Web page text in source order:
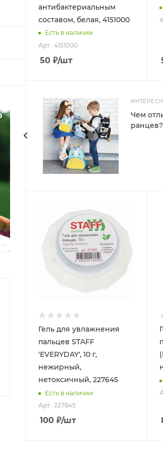
антибактериальным
составом, белая, 4151000
Есть в наличии
Арт.: 4151000
50 ₽/шт
Чем
ранцев?
Гель для увлажнения
пальцев STAFF
'EVERYDAY', 10 г,
нежирный,
нетоксичный, 227645
Есть в наличии
Арт.: 227645
100 ₽/шт